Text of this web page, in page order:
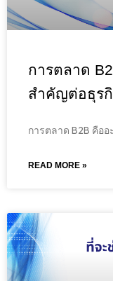
การตลาด
สำคัญต่อธุร
การตลาด B2B คืออ
READ MORE »